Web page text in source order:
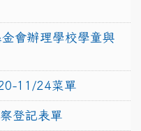
會辦理學校學童與
11/24菜單
登記表單